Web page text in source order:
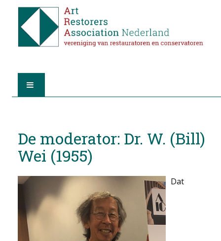
OVER A.R.A.
DE RESTAURATOREN
LID WORDEN
VIND EEN RESTAURATOR
De moderator: Dr. W. (Bill)
Wei (1955)
Dat